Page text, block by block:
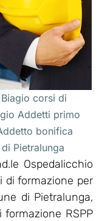
corsi di
Addetti primo
bonifica
Pietralunga
Ospedalicchio
di formazione per
di Pietralunga,
RSPP